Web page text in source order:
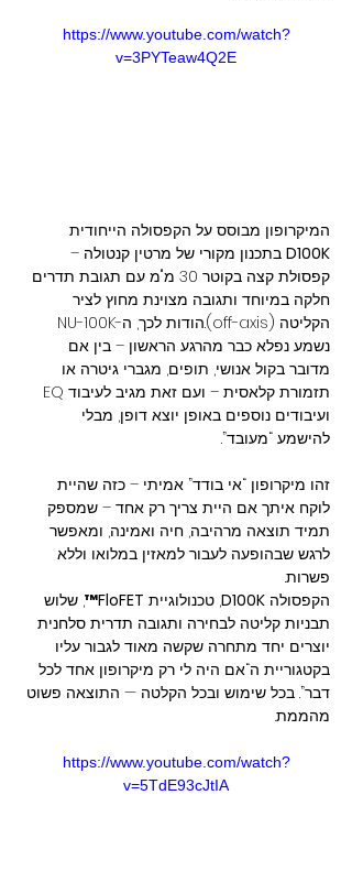
https://www.youtube.com/watch?
v=3PYTeaw4Q2E
המיקרופון מבוסס על הקפסולה הייחודית
D100K בתכנון מקורי של מרטין קנטולה –
קפסולת קצה בקוטר 30 מ"מ עם תגובת תדרים
חלקה במיוחד ותגובה מצוינת מחוץ לציר
נשמע נפלא כבר מהרגע הראשון – בין אם
מדובר בקול אנושי, תופים, מגברי גיטרה או
ועיבודים נוספים באופן יוצא דופן, מבלי
להישמע “מעובד”.
זהו מיקרופון “אי בודד” אמיתי – כזה שהיית
לוקח איתך אם היית צריך רק אחד – שמספק
תמיד תוצאה מרהיבה, חיה ואמינה, ומאפשר
לרגש שבהופעה לעבור למאזין במלואו וללא
פשרות.
הקפסולה D100K, טכנולוגיית FloFET™ , שלוש
תבניות קליטה לבחירה ותגובה תדרית סלחנית
יוצרים יחד מתחרה שקשה מאוד לגבור עליו
בקטגוריית ה“אם היה לי רק מיקרופון אחד לכל
דבר”. בכל שימוש ובכל הקלטה — התוצאה פשוט
מהממת.
https://www.youtube.com/watch?
v=5TdE93cJtIA